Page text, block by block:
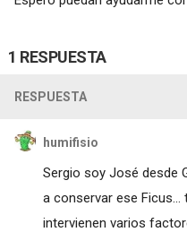
1 RESPUESTA
RESPUESTA
humifisio
Sergio soy José desde
a conservar ese
intervienen varios